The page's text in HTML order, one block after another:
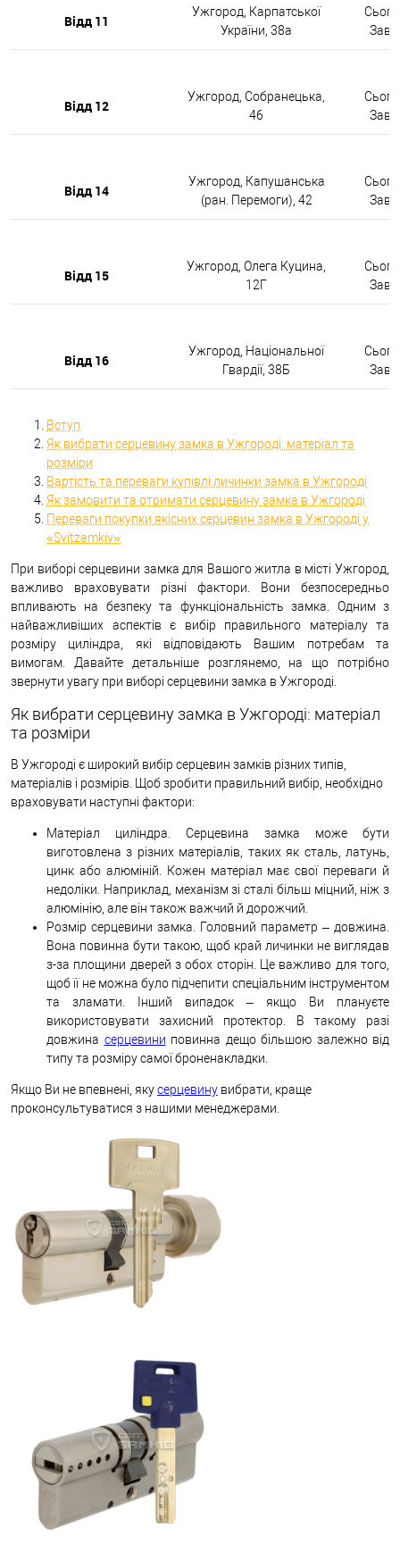
Відд 11
Ужгород, Карпатської
України, 38а
Відд 12
Ужгород, Собранецька,
46
Відд 14
Ужгород, Капушанська
(ран. Перемоги), 42
Відд 15
Ужгород, Олега Куцина,
12Г
Відд 16
Ужгород, Національної
Гвардії, 38Б
Вступ
Як вибрати серцевину замка в Ужгороді: матеріал та
розміри
Вартість та переваги купівлі личинки замка в Ужгороді
Як замовити та отримати серцевину замка в Ужгороді
Переваги покупки якісних серцевин замка в Ужгороді у
«Svitzamkiv»
При виборі серцевини замка для Вашого житла в місті Ужгород,
важливо враховувати різні фактори. Вони безпосередньо
впливають на безпеку та функціональність замка. Одним з
найважливіших аспектів є вибір правильного матеріалу та
розміру циліндра, які відповідають Вашим потребам та
вимогам. Давайте детальніше розглянемо, на що потрібно
звернути увагу при виборі серцевини замка в Ужгороді.
Як вибрати серцевину замка в Ужгороді: матеріал
та розміри
В Ужгороді є широкий вибір серцевин замків різних типів,
матеріалів і розмірів. Щоб зробити правильний вибір, необхідно
враховувати наступні фактори:
Матеріал циліндра. Серцевина замка може бути
виготовлена з різних матеріалів, таких як сталь, латунь,
цинк або алюміній. Кожен матеріал має свої переваги й
недоліки. Наприклад, механізм зі сталі більш міцний, ніж з
алюмінію, але він також важчий й дорожчий.
Розмір серцевини замка. Головний параметр – довжина.
Вона повинна бути такою, щоб край личинки не виглядав
з-за площини дверей з обох сторін. Це важливо для того,
щоб її не можна було підчепити спеціальним інструментом
та зламати. Інший випадок – якщо Ви плануєте
використовувати захисний протектор. В такому разі
довжина серцевини повинна дещо більшою залежно від
типу та розміру самої броненакладки.
Якщо Ви не впевнені, якусерцевину вибрати, краще
проконсультуватися з нашими менеджерами.